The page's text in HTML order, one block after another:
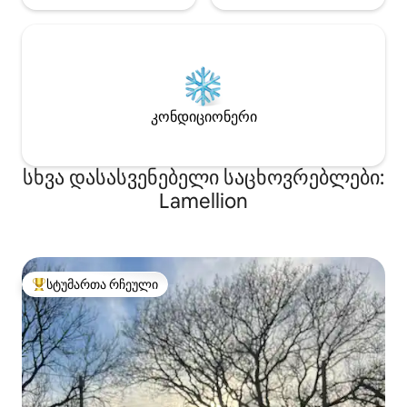
კონდიციონერი
სხვა დასასვენებელი საცხოვრებლები:
Lamellion
სტუმართა რჩეული მოწინავე ვარიანტი
სტუმართა რჩეული